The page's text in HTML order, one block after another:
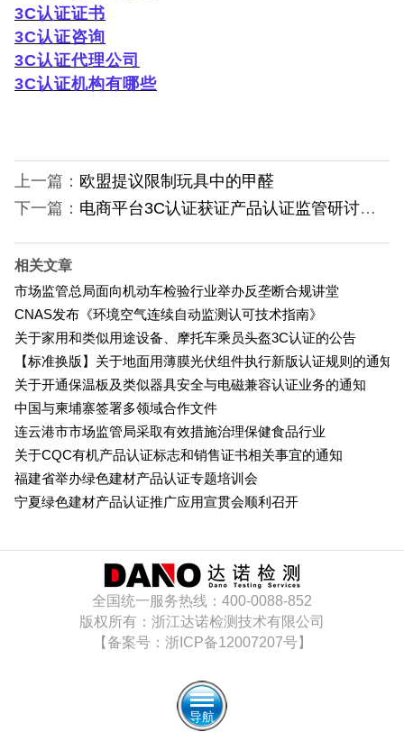
3C认证证书
3C认证咨询
3C认证代理公司
3C认证机构有哪些
上一篇： 欧盟提议限制玩具中的甲醛
下一篇： 电商平台3C认证获证产品认证监管研讨会在京召开
相关文章
市场监管总局面向机动车检验行业举办反垄断合规讲堂
CNAS发布《环境空气连续自动监测认可技术指南》
关于家用和类似用途设备、摩托车乘员头盔3C认证的公告
【标准换版】关于地面用薄膜光伏组件执行新版认证规则的通知
关于开通保温板及类似器具安全与电磁兼容认证业务的通知
中国与柬埔寨签署多领域合作文件
连云港市市场监管局采取有效措施治理保健食品行业
关于CQC有机产品认证标志和销售证书相关事宜的通知
福建省举办绿色建材产品认证专题培训会
宁夏绿色建材产品认证推广应用宣贯会顺利召开
全国统一服务热线：400-0088-852
版权所有：浙江达诺检测技术有限公司
【备案号：浙ICP备12007207号】
导航